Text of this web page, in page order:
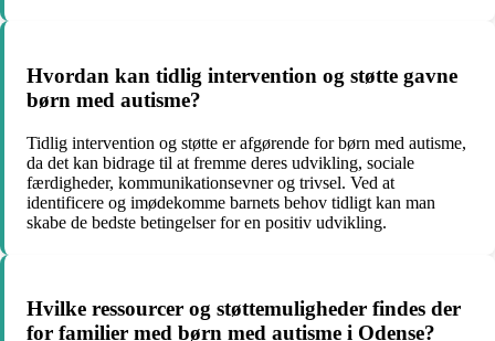
Hvordan kan tidlig intervention og støtte gavne
børn med autisme?
Tidlig intervention og støtte er afgørende for børn med autisme,
da det kan bidrage til at fremme deres udvikling, sociale
færdigheder, kommunikationsevner og trivsel. Ved at
identificere og imødekomme barnets behov tidligt kan man
skabe de bedste betingelser for en positiv udvikling.
Hvilke ressourcer og støttemuligheder findes der
for familier med børn med autisme i Odense?